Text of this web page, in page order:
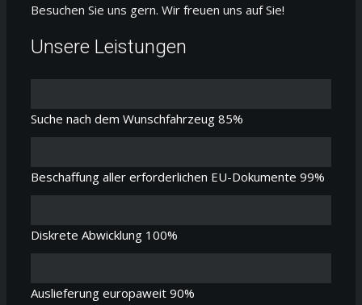
Besuchen Sie uns gern. Wir freuen uns auf Sie!
Unsere Leistungen
Suche nach dem Wunschfahrzeug 85%
Beschaffung aller erforderlichen EU-Dokumente 99%
Diskrete Abwicklung 100%
Auslieferung europaweit 90%